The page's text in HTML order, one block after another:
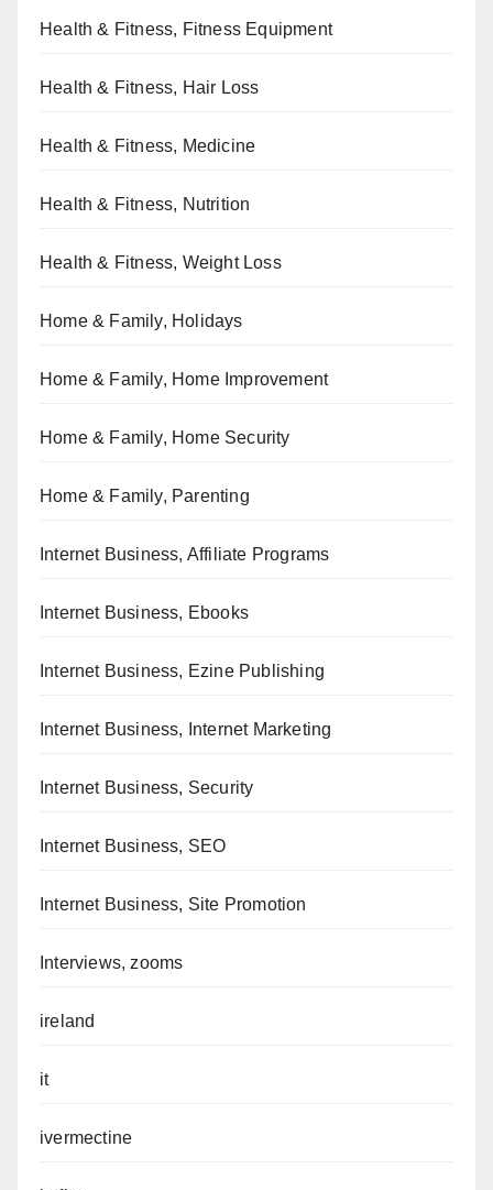
Health & Fitness, Fitness Equipment
Health & Fitness, Hair Loss
Health & Fitness, Medicine
Health & Fitness, Nutrition
Health & Fitness, Weight Loss
Home & Family, Holidays
Home & Family, Home Improvement
Home & Family, Home Security
Home & Family, Parenting
Internet Business, Affiliate Programs
Internet Business, Ebooks
Internet Business, Ezine Publishing
Internet Business, Internet Marketing
Internet Business, Security
Internet Business, SEO
Internet Business, Site Promotion
Interviews, zooms
ireland
it
ivermectine